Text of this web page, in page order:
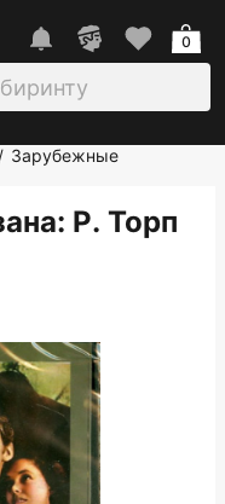
0
/ Зарубежные
: Р. Торп